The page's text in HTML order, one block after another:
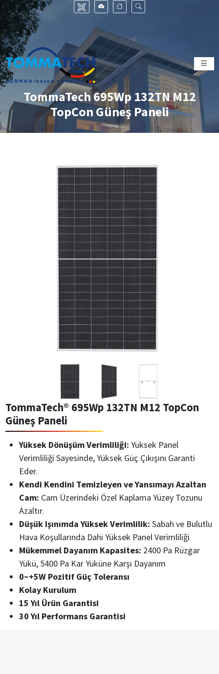
TommaTech 695Wp 132TN M12
TopCon Güneş Paneli
TommaTech® 695Wp 132TN M12 TopCon
Güneş Paneli
Yüksek Dönüşüm Verimliliği: Yüksek Panel
Verimliliği Sayesinde, Yüksek Güç Çıkışını Garanti
Eder.
Kendi Kendini Temizleyen ve Yansımayı Azaltan
Cam: Cam Üzerindeki Özel Kaplama Yüzey Tozunu
Azaltır.
Düşük Işınımda Yüksek Verimlilik: Sabah ve Bulutlu
Hava Koşullarında Dahi Yüksek Panel Verimliliği
Mükemmel Dayanım Kapasites: 2400 Pa Rüzgar
Yükü, 5400 Pa Kar Yüküne Karşı Dayanım
0~+5W Pozitif Güç Toleransı
Kolay Kurulum
15 Yıl Ürün Garantisi
30 Yıl Performans Garantisi